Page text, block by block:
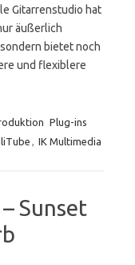
Gitarrenstudio hat
äußerlich
bietet noch
und flexiblere
Plug-ins
, IK Multimedia
Sunset